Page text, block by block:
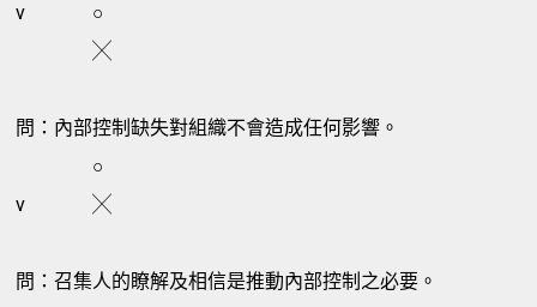
v
○
╳
問：內部控制缺失對組織不會造成任何影響。
○
v
╳
問：召集人的瞭解及相信是推動內部控制之必要。